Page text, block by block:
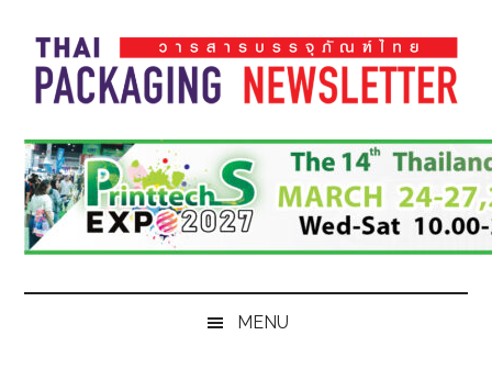
main
content
secondary
menu
primary
sidebar
footer
Thai
Pack
Magazine
Pack
Magazine
MENU